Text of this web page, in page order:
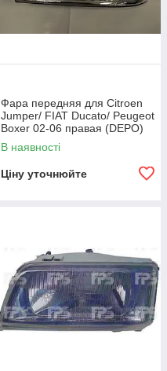
Фара передняя для Citroen
Jumper/ FIAT Ducato/ Peugeot
Boxer 02-06 правая (DEPO)
под электрокорректор
В наявності
Ціну уточнюйте